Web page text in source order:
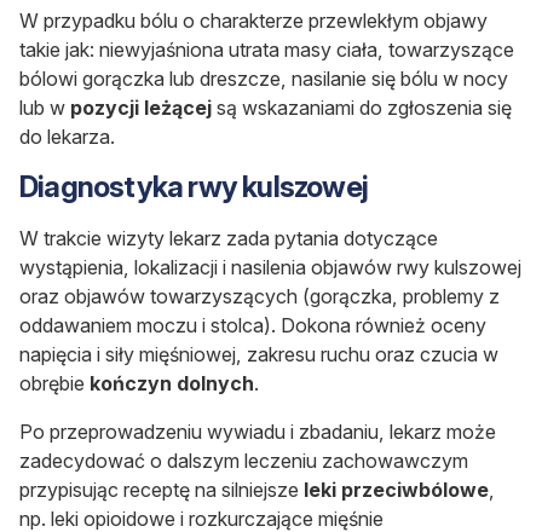
W przypadku bólu o charakterze przewlekłym objawy
takie jak: niewyjaśniona utrata masy ciała, towarzyszące
bólowi gorączka lub dreszcze, nasilanie się bólu w nocy
lub w pozycji leżącej są wskazaniami do zgłoszenia się
do lekarza.
Diagnostyka rwy kulszowej
W trakcie wizyty lekarz zada pytania dotyczące
wystąpienia, lokalizacji i nasilenia objawów rwy kulszowej
oraz objawów towarzyszących (gorączka, problemy z
oddawaniem moczu i stolca). Dokona również oceny
napięcia i siły mięśniowej, zakresu ruchu oraz czucia w
obrębie kończyn dolnych.
Po przeprowadzeniu wywiadu i zbadaniu, lekarz może
zadecydować o dalszym leczeniu zachowawczym
przypisując receptę na silniejsze leki przeciwbólowe
np. leki opioidowe i rozkurczające mięśnie